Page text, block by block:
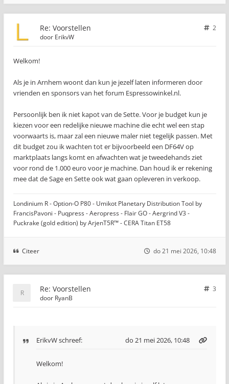
Re: Voorstellen
2
door ErikvW
Welkom!
Als je in Arnhem woont dan kun je jezelf laten informeren door
vrienden en sponsors van het forum Espressowinkel.nl.
Persoonlijk ben ik niet kapot van de Sette. Voor je budget kun je
kiezen voor een redelijke nieuwe machine die echt wel een stap
voorwaarts is, maar zal een nieuwe maler niet tegelijk passen. Met
dit budget zou ik wachten tot er bijvoorbeeld een DF64V op
marktplaats langs komt en afwachten wat je tweedehands ziet
voor rond de 1.000 euro voor je machine. Dan houd ik er rekening
mee dat de Sage en Sette ook wat gaan opleveren in verkoop.
Londinium R - Option-O P80 - Umikot Planetary Distribution Tool by
FrancisPavoni - Puqpress - Aeropress - Flair GO - Aergrind V3 -
Puckrake (gold edition) by ArjenT5R™ - CERA Titan ET58
Citeer do 21 mei 2026, 10:48
Re: Voorstellen
3
door RyanB
ErikvWschreef: do 21 mei 2026, 10:48
Welkom!